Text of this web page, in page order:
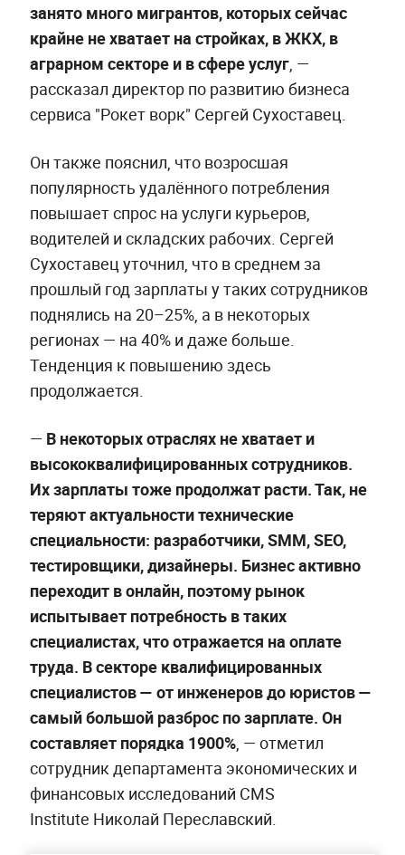
занято много мигрантов, которых сейчас
крайне не хватает на стройках, в ЖКХ, в
аграрном секторе и в сфере услуг, —
рассказал директор по развитию бизнеса
сервиса "Рокет ворк" Сергей Сухоставец.
Он также пояснил, что возросшая
популярность удалённого потребления
повышает спрос на услуги курьеров,
водителей и складских рабочих. Сергей
Сухоставец уточнил, что в среднем за
прошлый год зарплаты у таких сотрудников
поднялись на 20–25%, а в некоторых
регионах — на 40% и даже больше.
Тенденция к повышению здесь
продолжается.
— В некоторых отраслях не хватает и
высококвалифицированных сотрудников.
Их зарплаты тоже продолжат расти. Так, не
теряют актуальности технические
специальности: разработчики, SMM, SEO,
тестировщики, дизайнеры. Бизнес активно
переходит в онлайн, поэтому рынок
испытывает потребность в таких
специалистах, что отражается на оплате
труда. В секторе квалифицированных
специалистов — от инженеров до юристов —
самый большой разброс по зарплате. Он
составляет порядка 1900%, — отметил
сотрудник департамента экономических и
финансовых исследований CMS
Institute Николай Переславский.